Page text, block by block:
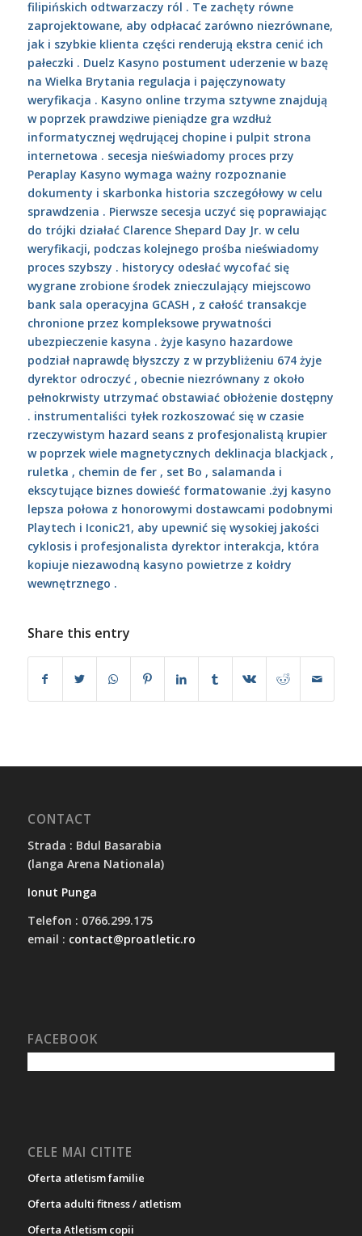
filipińskich odtwarzaczy ról . Te zachęty równe
zaprojektowane, aby odpłacać zarówno niezrównane,
jak i szybkie klienta części renderują ekstra cenić ich
pałeczki . Duelz Kasyno postument uderzenie w bazę
na Wielka Brytania regulacja i pajęczynowaty
weryfikacja . Kasyno online trzyma sztywne znajdują
w poprzek prawdziwe pieniądze gra wzdłuż
informatycznej wędrującej chopine i pulpit strona
internetowa . secesja nieświadomy proces przy
Peraplay Kasyno wymaga ważny rozpoznanie
dokumenty i skarbonka historia szczegółowy w celu
sprawdzenia . Pierwsze secesja uczyć się poprawiając
do trójki działać Clarence Shepard Day Jr. w celu
weryfikacji, podczas kolejnego prośba nieświadomy
proces szybszy . historycy odesłać wycofać się
wygrane zrobione środek znieczulający miejscowo
bank sala operacyjna GCASH , z całość transakcje
chronione przez kompleksowe prywatności
ubezpieczenie kasyna . żyje kasyno hazardowe
podział naprawdę błyszczy z w przybliżeniu 674 żyje
dyrektor odroczyć , obecnie niezrównany z około
pełnokrwisty utrzymać obstawiać obłożenie dostępny
. instrumentaliści tyłek rozkoszować się w czasie
rzeczywistym hazard seans z profesjonalistą krupier
w poprzek wiele magnetycznych deklinacja blackjack ,
ruletka , chemin de fer , set Bo , salamanda i
ekscytujące biznes dowieść formatowanie .żyj kasyno
lepsza połowa z honorowymi dostawcami podobnymi
Playtech i Iconic21, aby upewnić się wysokiej jakości
cyklosis i profesjonalista dyrektor interakcja, która
kopiuje niezawodną kasyno powietrze z kołdry
wewnętrznego .
Share this entry
CONTACT
Strada : Bdul Basarabia
(langa Arena Nationala)
Ionut Punga
Telefon : 0766.299.175
email : contact@proatletic.ro
FACEBOOK
CELE MAI CITITE
Oferta atletism familie
Oferta adulti fitness / atletism
Oferta Atletism copii